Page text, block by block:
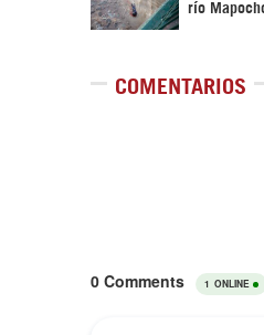
río
COMENTARIOS